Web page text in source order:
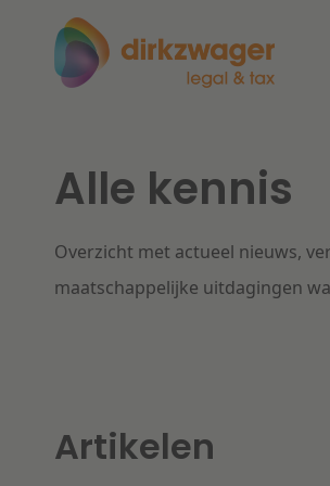
Expertises
Banking & Finance
Thema's
Dichtbij de
energietransitie
Alle kennis
Overzicht met actueel nieuws,
maatschappelijke uitdagingen
Artikelen